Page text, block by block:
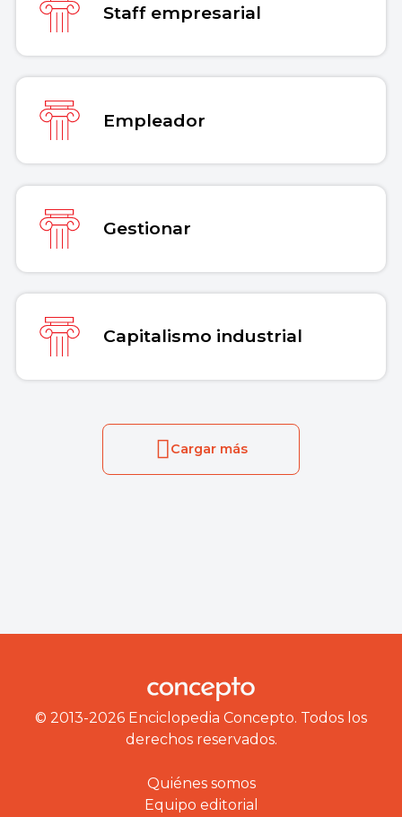
Staff empresarial
Empleador
Gestionar
Capitalismo industrial
Cargar más
© 2013-2026 Enciclopedia Concepto. Todos los
derechos reservados.
Quiénes somos
Equipo editorial